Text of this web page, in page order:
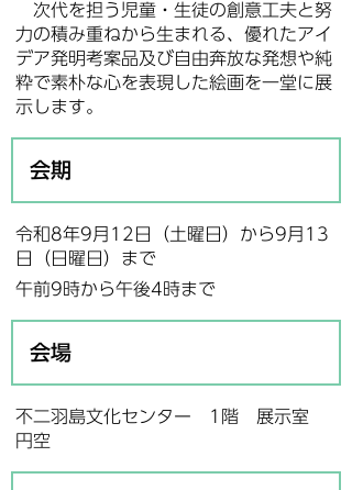
次代を担う児童・生徒の創意工夫と努
力の積み重ねから生まれる、優れたアイ
デア発明考案品及び自由奔放な発想や純
粋で素朴な心を表現した絵画を一堂に展
示します。
会期
令和8年9月12日（土曜日）から9月13
日（日曜日）まで
午前9時から午後4時まで
会場
不二羽島文化センター 1階 展示室
円空